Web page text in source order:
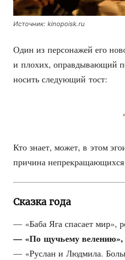
Источ­ник: kinopoisk.ru
Один из пер­со­на­жей его
и пло­хих, оправ­ды­ва­ю­щий
но­сить сле­ду­ю­щий тост:
Кто зна­ет, может, в этом
при­чи­на непре­кра­ща­ю­щих­ся
Сказка года
— «Баба Яга спа­са­ет мир»,
— «По щучье­му веле­нию»,
— «Рус­лан и Люд­ми­ла.